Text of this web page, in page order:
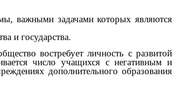
важными задачами которых являются
и государства.
востребует личность с развитой
число учащихся с негативным и
дополнительного образования